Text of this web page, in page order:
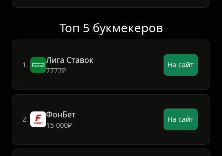
Топ 5 букмекеров
1. Лига Ставок
7777₽
На сайт
2. ФонБет
15 000₽
На сайт